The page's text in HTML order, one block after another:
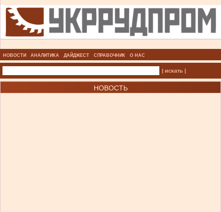
НОВОСТИ АНАЛИТИКА ДАЙДЖЕСТ СПРАВОЧНИК О НАС
| искать |
НОВОСТЬ